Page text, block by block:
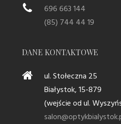
696 663 144
(85) 744 44 19
DANE KONTAKTOWE
ul. Stołeczna 25
Białystok, 15-879
(wejście od ul.